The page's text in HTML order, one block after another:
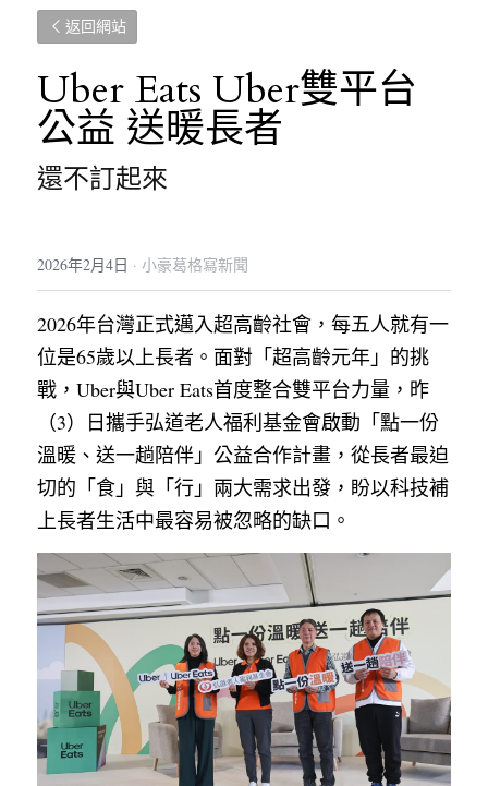
返回網站
Uber Eats Uber雙平台
公益 送暖長者
還不訂起來
2026年2月4日 · 小豪葛格寫新聞
2026年台灣正式邁入超高齡社會，每五人就有一
位是65歲以上長者。面對「超高齡元年」的挑
戰，Uber與Uber Eats首度整合雙平台力量，昨
（3）日攜手弘道老人福利基金會啟動「點一份
溫暖、送一趟陪伴」公益合作計畫，從長者最迫
切的「食」與「行」兩大需求出發，盼以科技補
上長者生活中最容易被忽略的缺口。